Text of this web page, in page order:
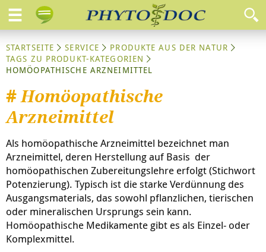
STARTSEITE SERVICE
PRODUKTE AUS DER NATUR
TAGS ZU PRODUKT-KATEGORIEN
HOMÖOPATHISCHE ARZNEIMITTEL
#Homöopathische
Arzneimittel
Als homöopathische Arzneimittel bezeichnet man
Arzneimittel, deren Herstellung auf Basis der
homöopathischen Zubereitungslehre erfolgt (Stichwort
Potenzierung). Typisch ist die starke Verdünnung des
Ausgangsmaterials, das sowohl pflanzlichen, tierischen
oder mineralischen Ursprungs sein kann.
Homöopathische Medikamente gibt es als Einzel- oder
Komplexmittel.